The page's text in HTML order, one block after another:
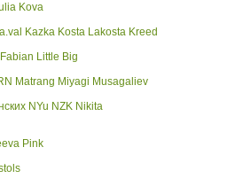
Kova
Kazka Kosta Lakosta Kreed
Little Big
Matrang Miyagi Musagaliev
NYu NZK Nikita
Pink